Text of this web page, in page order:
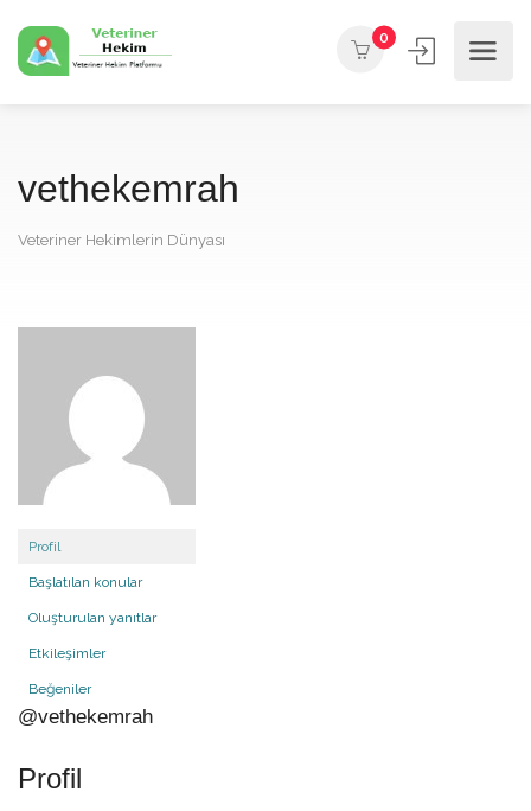
0
vethekemrah
Veteriner Hekimlerin Dünyası
Profil
Başlatılan konular
Oluşturulan yanıtlar
Etkileşimler
Beğeniler
@vethekemrah
Profil